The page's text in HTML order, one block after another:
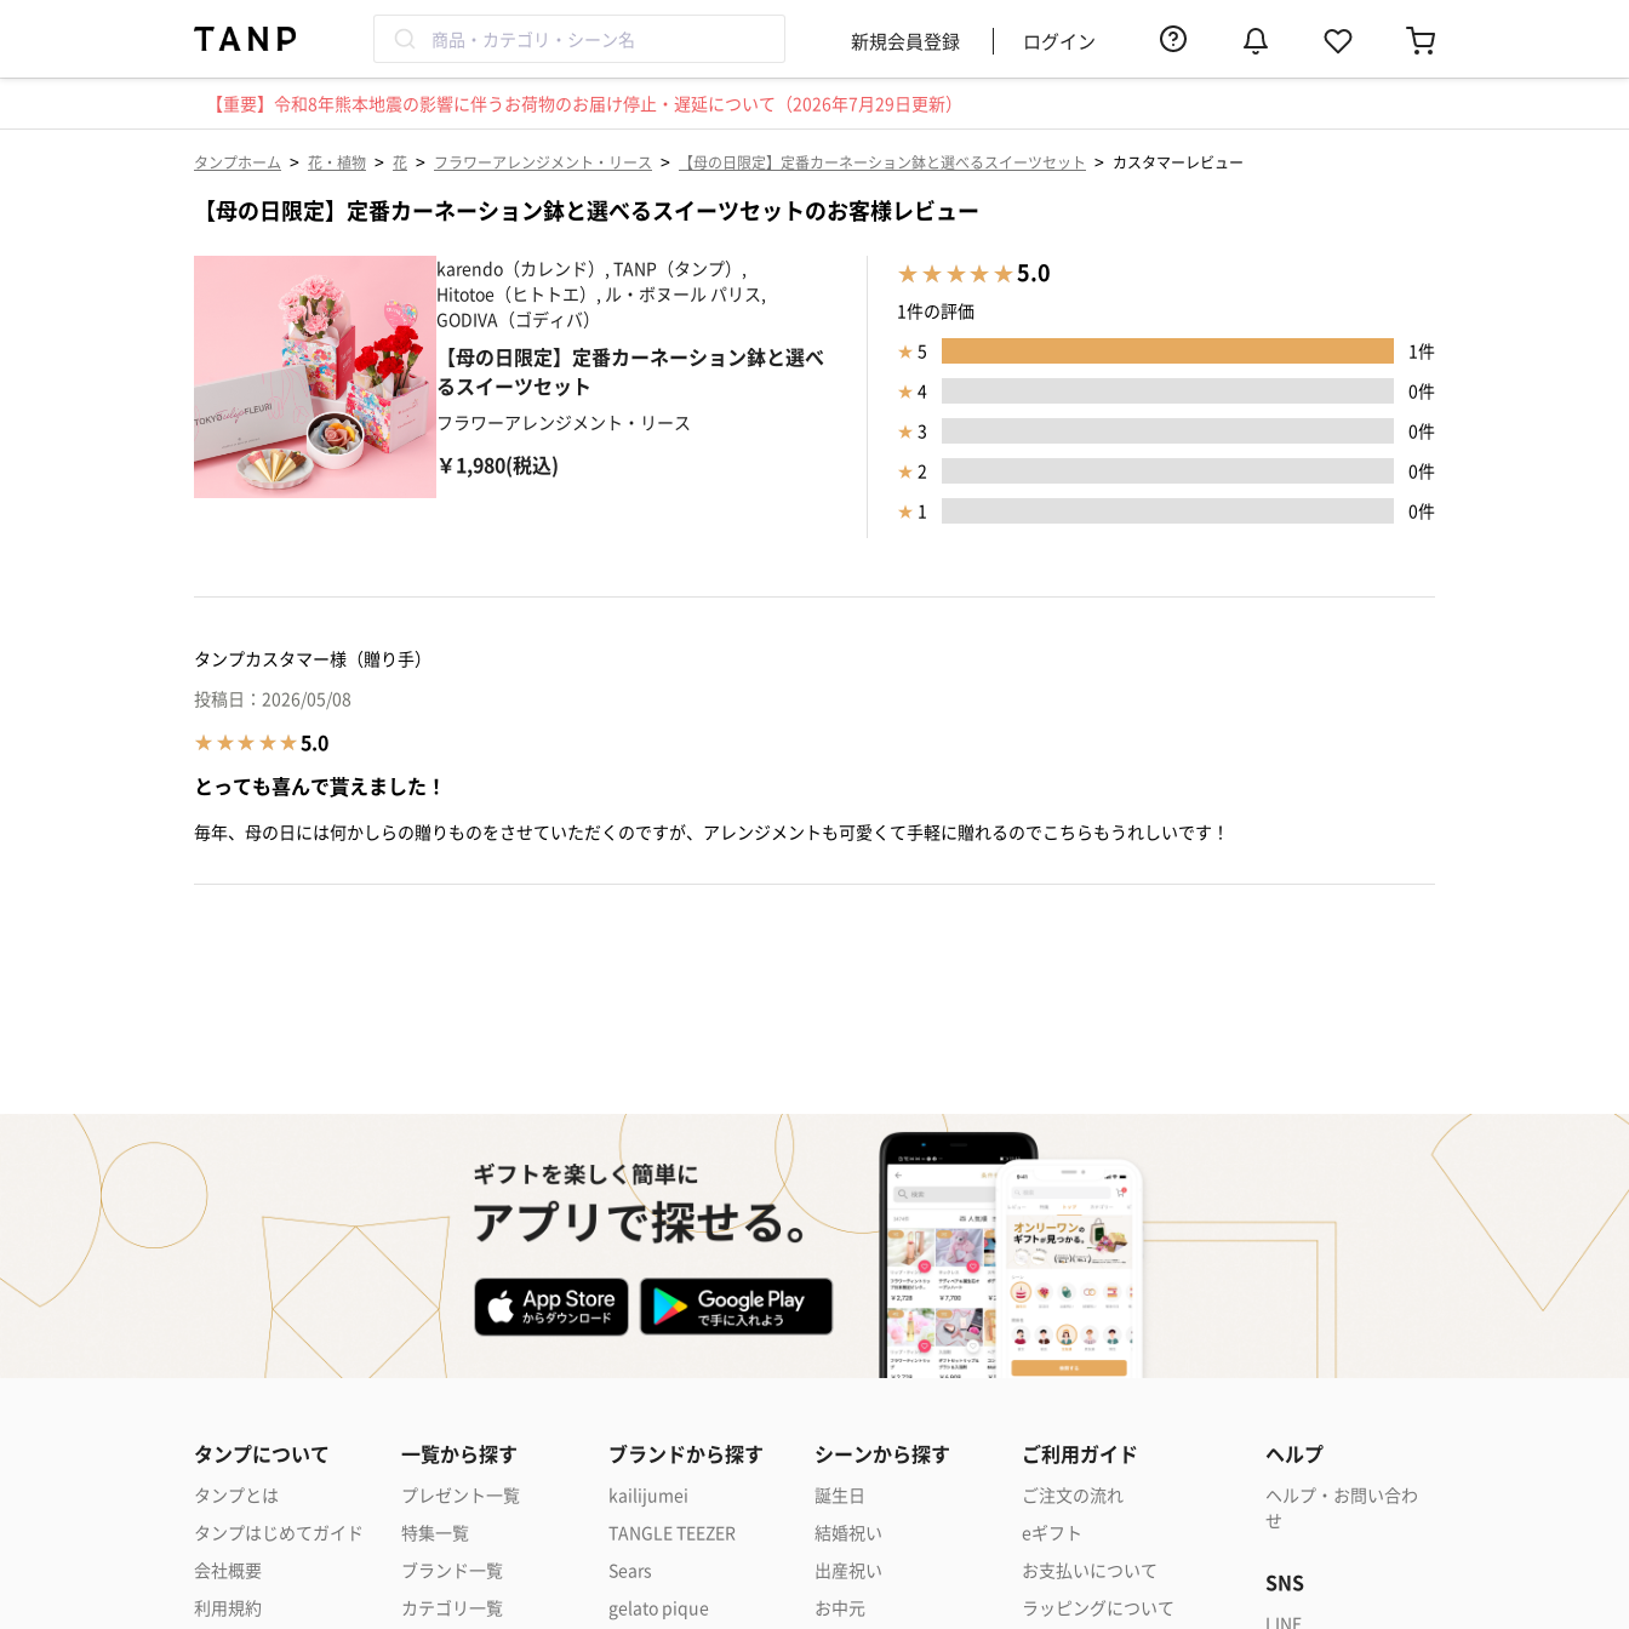
新規会員登録 ログイン
【重要】令和8年熊本地震の影響に伴うお荷物のお届け停止・遅延について（2026年7月29日更新）
タンプホーム > 花・植物 > 花 > フラワーアレンジメント・リース > 【母の日限定】定番カーネーション鉢と選べるスイーツセット > カスタマーレビュー
【母の日限定】定番カーネーション鉢と選べるスイーツセットのお客様レビュー
karendo（カレンド）, TANP（タンプ）,
Hitotoe（ヒトトエ）, ル・ボヌール パリス,
GODIVA（ゴディバ）
【母の日限定】定番カーネーション鉢と選べ
るスイーツセット
フラワーアレンジメント・リース
￥1,980(税込)
5.0
1件の評価
★ 5
1件
★ 4
0件
★ 3
0件
★ 2
0件
★ 1 0件
タンプについて
タンプとは
タンプはじめてガイド
会社概要
利用規約
一覧から探す
プレゼント一覧
特集一覧
ブランド一覧
カテゴリ一覧
ブランドから探す
kailijumei
TANGLE TEEZER
Sears
gelato pique
シーンから探す
誕生日
結婚祝い
出産祝い
お中元
ご利用ガイド
ご注文の流れ
eギフト
お支払いについて
ラッピングについて
ヘルプ
ヘルプ・お問い合わ
せ
SNS
LINE